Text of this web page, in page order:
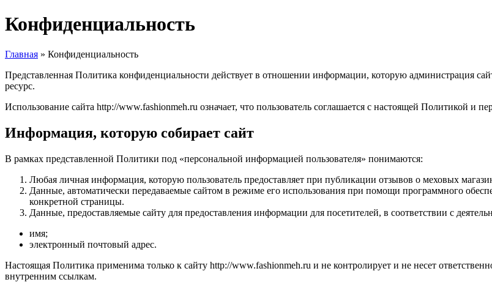
Конфиденциальность
Главная » Конфиденциальность
Представленная Политика конфиденциальности действует в отношении информации, которую администрация
ресурс.
Использование сайта http://www.fashionmeh.ru означает, что пользователь соглашается с настоящей Политикой
Информация, которую собирает сайт
В рамках представленной Политики под «персональной информацией пользователя» понимаются:
Любая личная информация, которую пользователь предоставляет при публикации отзывов о меховых
Данные, автоматически передаваемые сайтом в режиме его использования при помощи программного
конкретной страницы.
Данные, предоставляемые сайту для предоставления информации для посетителей, в соответствии с
имя;
электронный почтовый адрес.
Настоящая Политика применима только к сайту http://www.fashionmeh.ru и не контролирует и не несет
внутренним ссылкам.